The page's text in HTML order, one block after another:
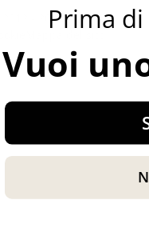
- 2026Prima
Vuoi